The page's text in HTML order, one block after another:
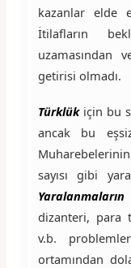
kazanlar elde
İtilafların
uzamasından
getirisi olmadı.
Türklükiçin bu
ancak bu
sayısı gibi
Yaralanmaların
dizanteri, para
v.b.
ortamından